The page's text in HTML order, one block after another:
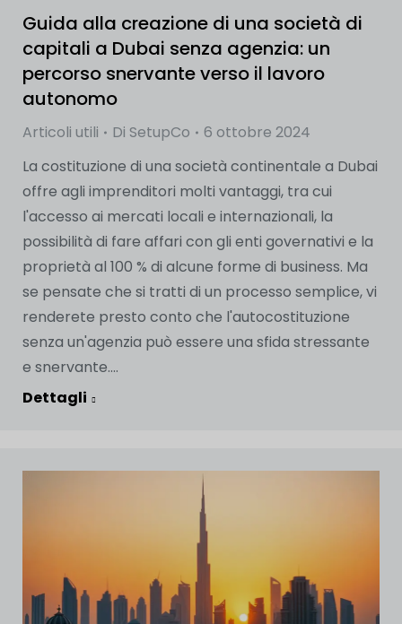
Guida alla creazione di una società di
capitali a Dubai senza agenzia: un
percorso snervante verso il lavoro
autonomo
Articoli utili Di SetupCo
6 ottobre 2024
La costituzione di una società continentale a Dubai
offre agli imprenditori molti vantaggi, tra cui
l'accesso ai mercati locali e internazionali, la
possibilità di fare affari con gli enti governativi e la
proprietà al 100 % di alcune forme di business. Ma
se pensate che si tratti di un processo semplice, vi
renderete presto conto che l'autocostituzione
senza un'agenzia può essere una sfida stressante
e snervante....
Dettagli